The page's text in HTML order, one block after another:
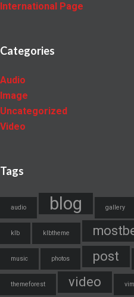
International Page
Categories
Audio
Image
Uncategorized
Video
Tags
audio blog gallery
klb klbtheme
music photos post
themeforest video